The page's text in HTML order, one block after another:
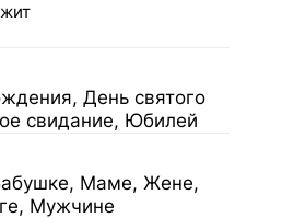
День святого
свидание, Юбилей
Маме, Жене,
Мужчине